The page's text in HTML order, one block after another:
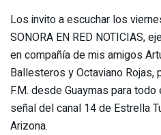
Los invito a escuchar los
SONORA EN RED NOTICIAS,
en compañía de mis amigos
Ballesteros y Octaviano Rojas,
F.M. desde Guaymas para
señal del canal 14 de Estrella
Arizona.